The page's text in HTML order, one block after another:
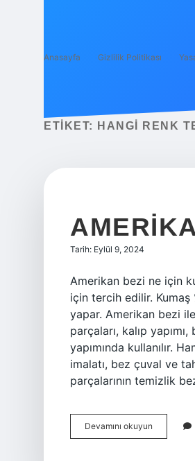
Anasayfa Gizlilik Politikası
ETIKET: HANGI RENK
Tarih: Eylül 9, 2024
Amerikan bezi ne için
için tercih edilir.
yapar. Amerikan bezi
parçaları, kalıp
yapımında kullanılır.
imalatı, bez çuval ve
parçalarının temizlik
Devamını okuyun Amerikan
Bezi